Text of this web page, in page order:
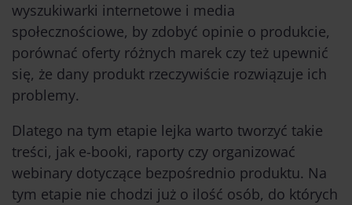
wyszukiwarki internetowe i media
społecznościowe, by zdobyć opinie o produkcie,
porównać oferty różnych marek czy też upewnić
się, że dany produkt rzeczywiście rozwiązuje ich
problemy.
Dlatego na tym etapie lejka warto tworzyć takie
treści, jak e-booki, raporty czy organizować
webinary dotyczące bezpośrednio produktu. Na
tym etapie nie chodzi już o ilość osób, do których